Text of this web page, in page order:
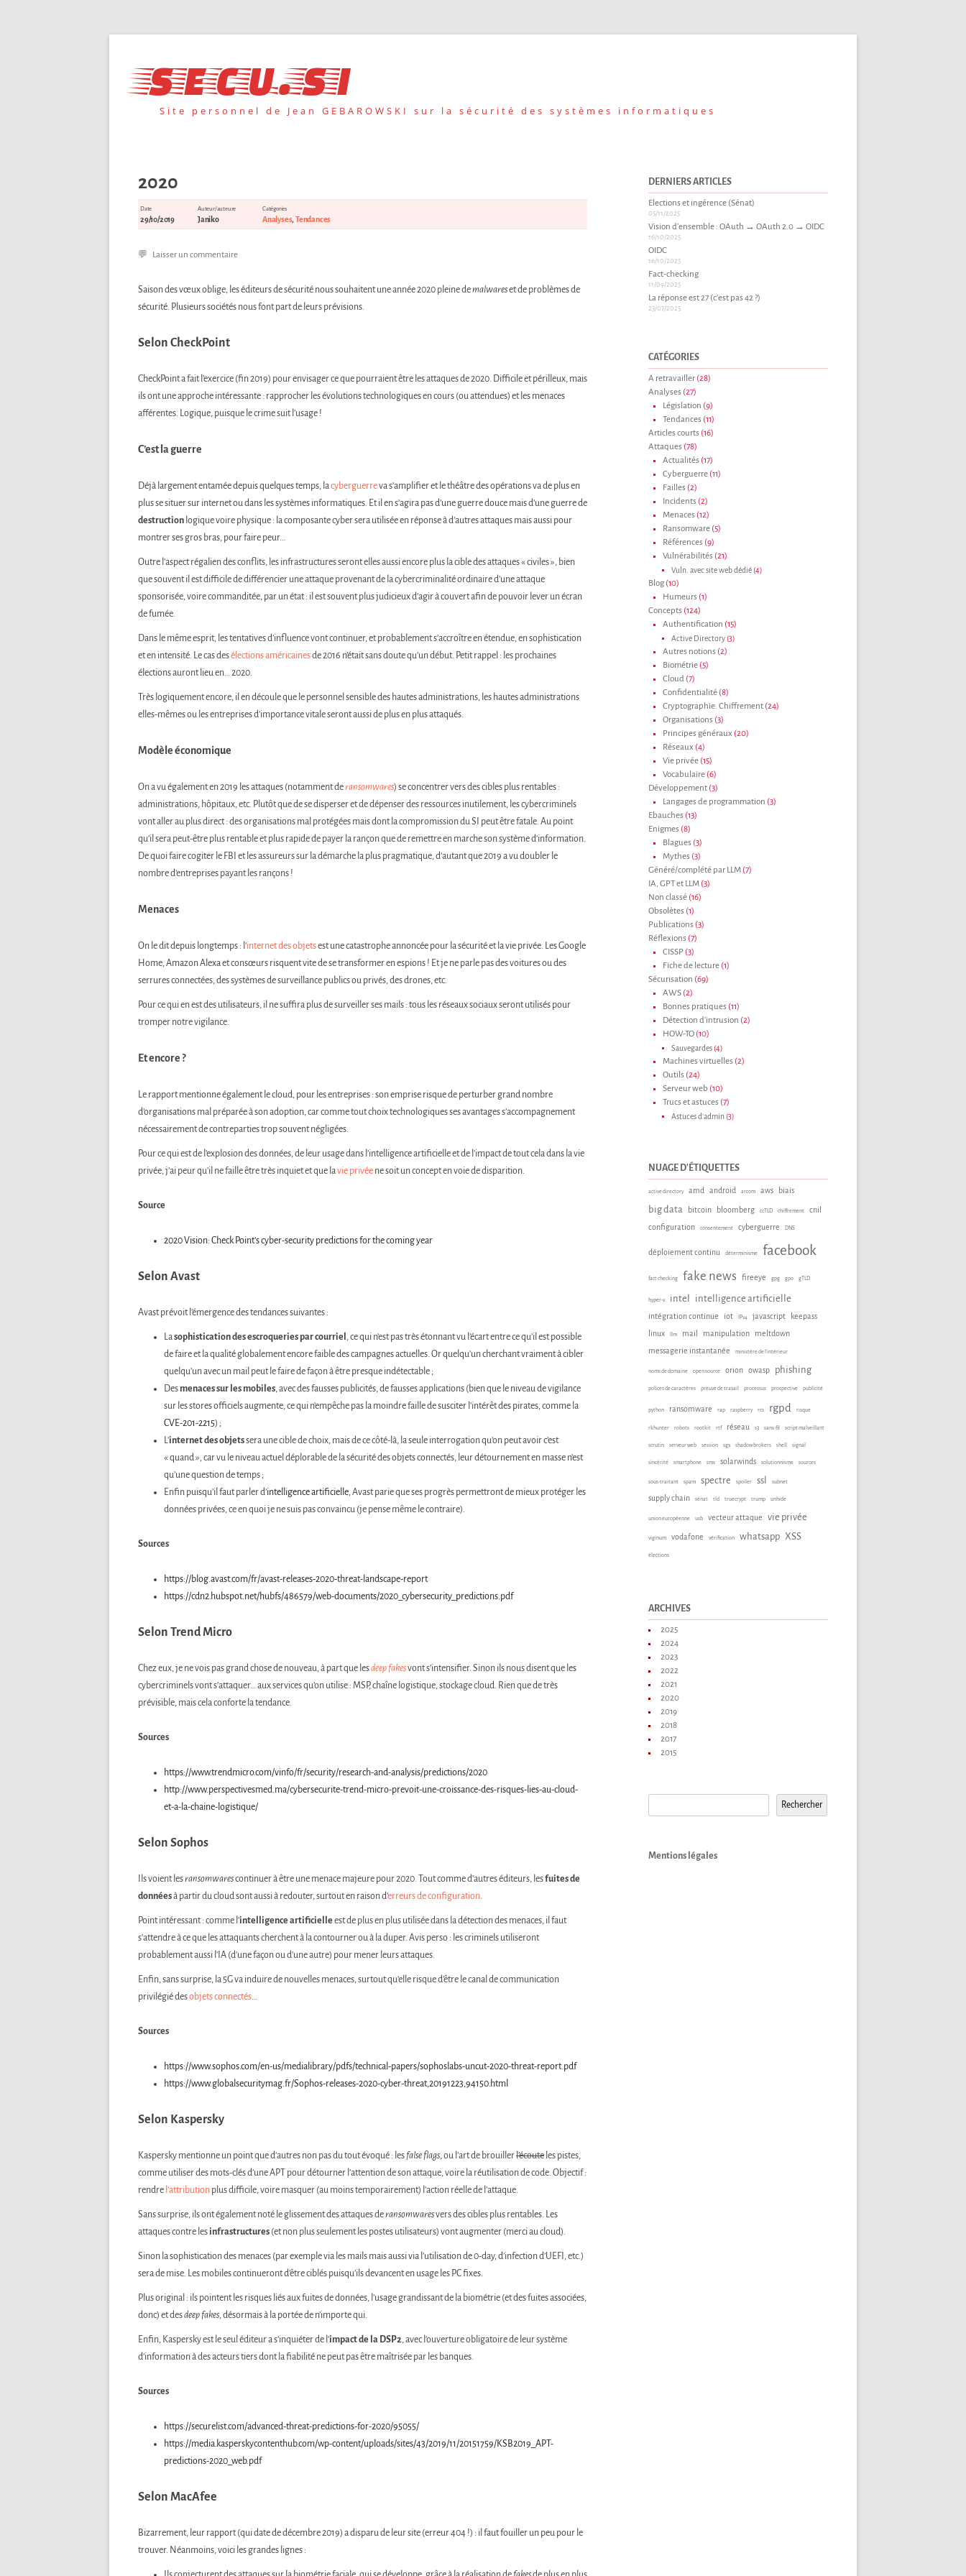
Aller
secu.si
Site personnel de Jean GEBAROWSKI sur la sécurité des systèmes informatiques
2020
Date Auteur/auteure Catégories
29/10/2019 Janiko Analyses,Tendances
Laisser un commentaire
Saison des vœux oblige, les éditeurs de sécurité nous souhaitent une année 2020 pleine demalwareset de problèmes de
sécurité. Plusieurs sociétés nous font part de leurs prévisions.
Selon CheckPoint
CheckPoint a fait l’exercice (fin 2019) pour envisager ce que pourraient être les attaques de 2020. Difficile et périlleux, mais
ils ont une approche intéressante : rapprocher les évolutions technologiques en cours (ou attendues) et les menaces
afférentes. Logique, puisque le crime suit l’usage !
C’est la guerre
Déjà largement entamée depuis quelques temps, lacyberguerreva s’amplifier et le théâtre des opérations va de plus en
plus se situer sur internet ou dans les systèmes informatiques. Et il en s’agira pas d’une guerre douce mais d’une guerre de
destruction logique voire physique : la composante cyber sera utilisée en réponse à d’autres attaques mais aussi pour
montrer ses gros bras, pour faire peur…
Outre l’aspect régalien des conflits, les infrastructures seront elles aussi encore plus la cible des attaques « civiles », bien
que souvent il est difficile de différencier une attaque provenant de la cybercriminalité ordinaire d’une attaque
sponsorisée, voire commanditée, par un état : il est souvent plus judicieux d’agir à couvert afin de pouvoir lever un écran
de fumée.
Dans le même esprit, les tentatives d’influence vont continuer, et probablement s’accroître en étendue, en sophistication
et en intensité. Le cas desélections américainesde 2016 n’était sans doute qu’un début. Petit rappel : les prochaines
élections auront lieu en… 2020.
Très logiquement encore, il en découle que le personnel sensible des hautes administrations, les hautes administrations
elles-mêmes ou les entreprises d’importance vitale seront aussi de plus en plus attaqués.
Modèle économique
On a vu également en 2019 les attaques (notamment deransomwares) se concentrer vers des cibles plus rentables :
administrations, hôpitaux, etc. Plutôt que de se disperser et de dépenser des ressources inutilement, les cybercriminels
vont aller au plus direct : des organisations mal protégées mais dont la compromission du SI peut être fatale. Au point
qu’il sera peut-être plus rentable et plus rapide de payer la rançon que de remettre en marche son système d’information.
De quoi faire cogiter le FBI et les assureurs sur la démarche la plus pragmatique, d’autant que 2019 a vu doubler le
nombre d’entreprises payant les rançons !
Menaces
On le dit depuis longtemps : l’internet des objetsest une catastrophe annoncée pour la sécurité et la vie privée. Les Google
Home, Amazon Alexa et consœurs risquent vite de se transformer en espions ! Et je ne parle pas des voitures ou des
serrures connectées, des systèmes de surveillance publics ou privés, des drones, etc.
Pour ce qui en est des utilisateurs, il ne suffira plus de surveiller ses mails : tous les réseaux sociaux seront utilisés pour
tromper notre vigilance.
Et encore ?
Le rapport mentionne également le cloud, pour les entreprises : son emprise risque de perturber grand nombre
d’organisations mal préparée à son adoption, car comme tout choix technologiques ses avantages s’accompagnement
nécessairement de contreparties trop souvent négligées.
Pour ce qui est de l’explosion des données, de leur usage dans l’intelligence artificielle et de l’impact de tout cela dans la vie
privée, j’ai peur qu’il ne faille être très inquiet et que lavie privée ne soit un concept en voie de disparition.
Source
2020 Vision: Check Point’s cyber-security predictions for the coming year
Selon Avast
Avast prévoit l’émergence des tendances suivantes :
Lasophistication des escroqueries par courriel , ce qui n’est pas très étonnant vu l’écart entre ce qu’il est possible
de faire et la qualité globalement encore faible des campagnes actuelles. Or quelqu’un cherchant vraiment à cibler
quelqu’un avec un mail peut le faire de façon à être presque indétectable ;
Desmenaces sur les mobiles, avec des fausses publicités, de fausses applications (bien que le niveau de vigilance
sur les stores officiels augmente, ce qui n’empêche pas la moindre faille de susciter l’intérêt des pirates, comme la
CVE-201-2215) ;
L’internet des objetssera une cible de choix, mais de ce côté-là, la seule interrogation qu’on peut avoir c’est
« quand », car vu le niveau actuel déplorable de la sécurité des objets connectés, leur détournement en masse n’est
qu’une question de temps ;
Enfin puisqu’il faut parler d’intelligence artificielle, Avast parie que ses progrès permettront de mieux protéger les
données privées, ce en quoi je ne suis pas convaincu (je pense même le contraire).
Sources
https://blog.avast.com/fr/avast-releases-2020-threat-landscape-report
https://cdn2.hubspot.net/hubfs/486579/web-documents/2020_cybersecurity_predictions.pdf
Selon Trend Micro
Chez eux, je ne vois pas grand chose de nouveau, à part que lesdeep fakesvont s’intensifier. Sinon ils nous disent que les
cybercriminels vont s’attaquer… aux services qu’on utilise : MSP, chaîne logistique, stockage cloud. Rien que de très
prévisible, mais cela conforte la tendance.
Sources
https://www.trendmicro.com/vinfo/fr/security/research-and-analysis/predictions/2020
http://www.perspectivesmed.ma/cybersecurite-trend-micro-prevoit-une-croissance-des-risques-lies-au-cloud-
et-a-la-chaine-logistique/
Selon Sophos
Ils voient lesransomwarescontinuer à être une menace majeure pour 2020. Tout comme d’autres éditeurs, lesfuites de
donnéesà partir du cloud sont aussi à redouter, surtout en raison d’erreurs de configuration.
Point intéressant : comme l’intelligence artificielleest de plus en plus utilisée dans la détection des menaces, il faut
s’attendre à ce que les attaquants cherchent à la contourner ou à la duper. Avis perso : les criminels utiliseront
probablement aussi l’IA (d’une façon ou d’une autre) pour mener leurs attaques.
Enfin, sans surprise, la 5G va induire de nouvelles menaces, surtout qu’elle risque d’être le canal de communication
privilégié desobjets connectés…
Sources
https://www.sophos.com/en-us/medialibrary/pdfs/technical-papers/sophoslabs-uncut-2020-threat-report.pdf
https://www.globalsecuritymag.fr/Sophos-releases-2020-cyber-threat,20191223,94150.html
Selon Kaspersky
Kaspersky mentionne un point que d’autres non pas du tout évoqué : lesfalse flags, ou l’art de brouillerl’écoute les pistes,
comme utiliser des mots-clés d’une APT pour détourner l’attention de son attaque, voire la réutilisation de code. Objectif :
rendre l’attribution plus difficile, voire masquer (au moins temporairement) l’action réelle de l’attaque.
Sans surprise, ils ont également noté le glissement des attaques deransomwaresvers des cibles plus rentables. Les
attaques contre les infrastructures (et non plus seulement les postes utilisateurs) vont augmenter (merci au cloud).
Sinon la sophistication des menaces (par exemple via les mails mais aussi via l’utilisation de 0-day, d’infection d’UEFI, etc.)
sera de mise. Les mobiles continueront d’être ciblés puisqu’ils devancent en usage les PC fixes.
Plus original : ils pointent les risques liés aux fuites de données, l’usage grandissant de la biométrie (et des fuites associées,
donc) et desdeep fakes, désormais à la portée de n’importe qui.
Enfin, Kaspersky est le seul éditeur a s’inquiéter de l’impact de la DSP2, avec l’ouverture obligatoire de leur système
d’information à des acteurs tiers dont la fiabilité ne peut pas être maîtrisée par les banques.
Sources
https://securelist.com/advanced-threat-predictions-for-2020/95055/
https://media.kasperskycontenthub.com/wp-content/uploads/sites/43/2019/11/20151759/KSB2019_APT-
predictions-2020_web.pdf
Selon MacAfee
Bizarrement, leur rapport (qui date de décembre 2019) a disparu de leur site (erreur 404 !) : il faut fouiller un peu pour le
trouver. Néanmoins, voici les grandes lignes :
DERNIERS ARTICLES
Elections et ingérence (Sénat)
05/11/2025
Vision d’ensemble : OAuth → OAuth 2.0 → OIDC
16/10/2025
OIDC
16/10/2025
Fact-checking
11/09/2025
La réponse est 27 (c’est pas 42 ?)
23/07/2025
CATÉGORIES
A retravailler (28)
Analyses (27)
Législation (9)
Tendances (11)
Articles courts (16)
Attaques (78)
Actualités (17)
Cyberguerre (11)
Failles (2)
Incidents (2)
Menaces (12)
Ransomware (5)
Références (9)
Vulnérabilités (21)
Vuln. avec site web dédié (4)
Blog(10)
Humeurs (1)
Concepts (124)
Authentification (15)
Active Directory (3)
Autres notions (2)
Biométrie (5)
Cloud (7)
Confidentialité (8)
Cryptographie. Chiffrement (24)
Organisations (3)
Principes généraux (20)
Réseaux (4)
Vie privée (15)
Vocabulaire (6)
Développement (3)
Langages de programmation (3)
Ebauches (13)
Enigmes (8)
Blagues (3)
Mythes (3)
Généré/complété par LLM (7)
IA, GPT et LLM (3)
Non classé (16)
Obsolètes (1)
Publications (3)
Réflexions (7)
CISSP (3)
Fiche de lecture (1)
Sécurisation (69)
AWS (2)
Bonnes pratiques (11)
Détection d'intrusion (2)
HOW-TO (10)
Sauvegardes (4)
Machines virtuelles (2)
Outils (24)
Serveur web (10)
Trucs et astuces (7)
Astuces d'admin (3)
NUAGE D'ÉTIQUETTES
active directory amd android arcom aws biais
big data bitcoin bloomberg ccTLD chiffrement
cnil
configuration
consentement cyberguerre DNS
déploiement continu déterminisme facebook
fact checking fake news fireeye gpg gpo gTLD
hyper-v intel intelligence artificielle
intégration continue iot IPv4 javascript
keepass
linux
llm mail manipulation
meltdown
messagerie instantanée
ministère de l'intérieur
noms de domaine open source orion owasp phishing
polices de caractères preuve de travail processus prospective publicité
python ransomware rap raspberry rcs rgpd risque
rkhunter robots rootkit rtf réseau s3 sans-fil script malveillant
scrutin serveur web session sgx shadow brokers shell signal
sincérité smartphone sms solarwinds solutionnisme sources
sous-traitant spam spectre spoiler ssl subnet
supply chain sénat tld truecrypt trump unhide
union européenne usb vecteur attaque vie privée
viginum vodafone vérification whatsapp XSS
élections
ARCHIVES
2025
2024
2023
2022
2021
2020
2019
2018
2017
2015
Rechercher
Mentions légales